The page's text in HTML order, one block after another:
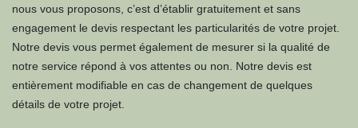
nous vous proposons, c’est d’établir gratuitement et sans
engagement le devis respectant les particularités de votre projet.
Notre devis vous permet également de mesurer si la qualité de
notre service répond à vos attentes ou non. Notre devis est
entièrement modifiable en cas de changement de quelques
détails de votre projet.